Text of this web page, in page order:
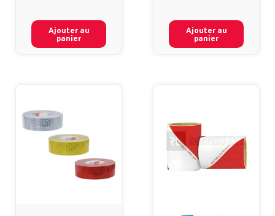
Ajouter au
panier
Ajouter au
panier